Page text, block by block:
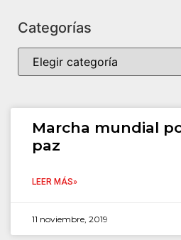
Categorías
Marcha mundial
paz
LEER MÁS»
11 noviembre, 2019